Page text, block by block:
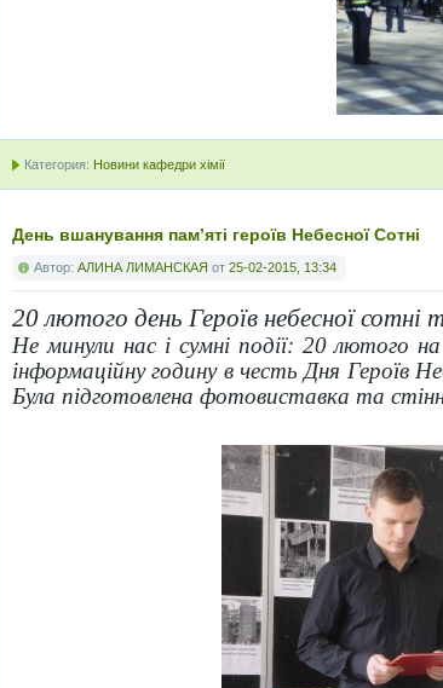
Категория: Новини кафедри хімії
День вшанування пам’яті героїв Небесної Сотні
Автор: АЛИНА ЛИМАНСКАЯ от 25-02-2015, 13:34
20 лютого день Героїв небесної сотні
Не минули нас і сумні події: 20 лютого
інформаційну годину в честь Дня Героїв
Була підготовлена фотовиставка та